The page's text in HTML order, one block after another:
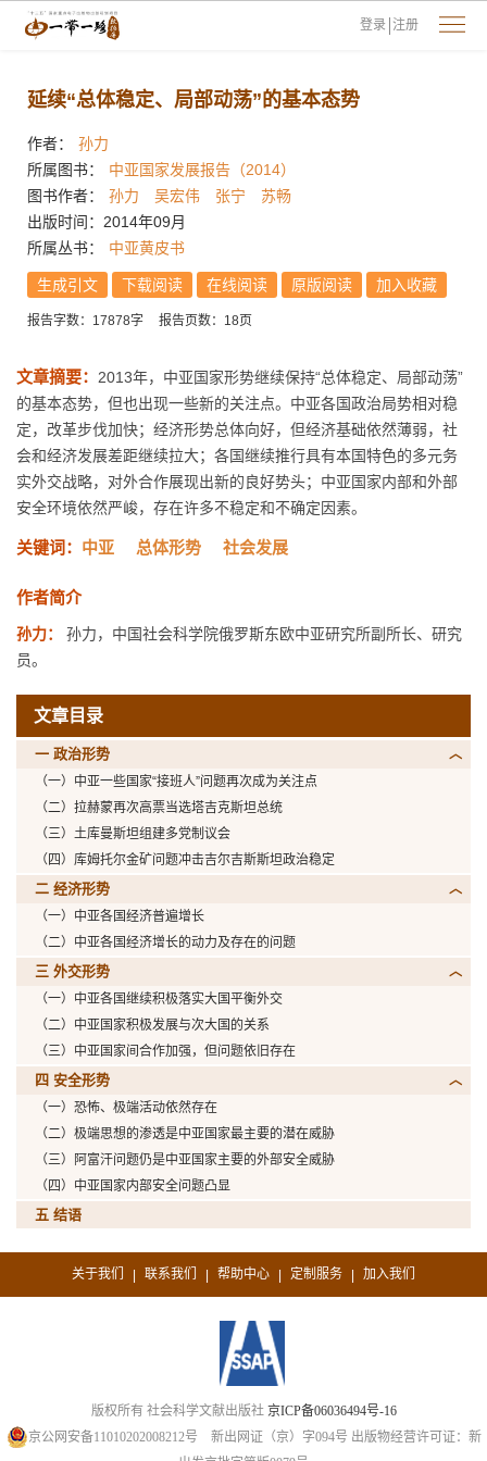
登录 注册
延续“总体稳定、局部动荡”的基本态势
作者：
孙力
所属图书：
中亚国家发展报告（2014）
图书作者：
孙力 吴宏伟 张宁
苏畅
出版时间：2014年09月
所属丛书：
中亚黄皮书
生成引文 下载阅读 在线阅读 原版阅读 加入收藏
报告字数：17878字 报告页数：18页
文章摘要： 2013年，中亚国家形势继续保持“总体稳定、局部动荡”
的基本态势，但也出现一些新的关注点。中亚各国政治局势相对稳
定，改革步伐加快；经济形势总体向好，但经济基础依然薄弱，社
会和经济发展差距继续拉大；各国继续推行具有本国特色的多元务
实外交战略，对外合作展现出新的良好势头；中亚国家内部和外部
安全环境依然严峻，存在许多不稳定和不确定因素。
关键词： 中亚 总体形势 社会发展
作者简介
孙力：
孙力，中国社会科学院俄罗斯东欧中亚研究所副所长、研究
员。
文章目录
一 政治形势
（一）中亚一些国家“接班人”问题再次成为关注点
（二）拉赫蒙再次高票当选塔吉克斯坦总统
（三）土库曼斯坦组建多党制议会
（四）库姆托尔金矿问题冲击吉尔吉斯斯坦政治稳定
二 经济形势
（一）中亚各国经济普遍增长
（二）中亚各国经济增长的动力及存在的问题
三 外交形势
（一）中亚各国继续积极落实大国平衡外交
（二）中亚国家积极发展与次大国的关系
（三）中亚国家间合作加强，但问题依旧存在
四 安全形势
（一）恐怖、极端活动依然存在
（二）极端思想的渗透是中亚国家最主要的潜在威胁
（三）阿富汗问题仍是中亚国家主要的外部安全威胁
（四）中亚国家内部安全问题凸显
五 结语
关于我们 | 联系我们 | 帮助中心 | 定制服务 | 加入我们
版权所有 社会科学文献出版社 京ICP备06036494号-16
京公网安备11010202008212号 新出网证（京）字094号 出版物经营许可证：新